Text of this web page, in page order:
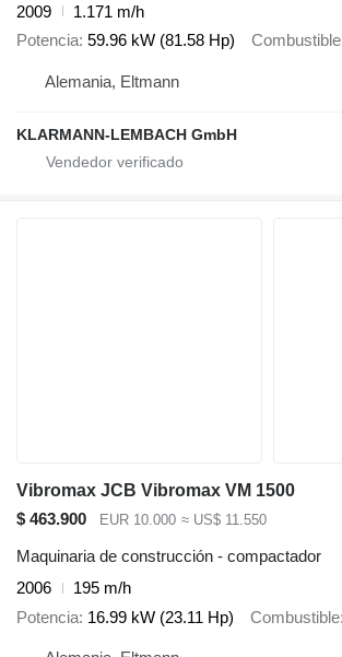
2009
1.171 m/h
Potencia 59.96 kW (81.58 Hp) Combustible
Alemania, Eltmann
KLARMANN-LEMBACH GmbH
Vibromax JCB Vibromax VM 1500
$ 463.900
EUR 10.000 ≈ US$ 11.550
Maquinaria de construcción - compactador
2006
195 m/h
Potencia 16.99 kW (23.11 Hp) Combustible